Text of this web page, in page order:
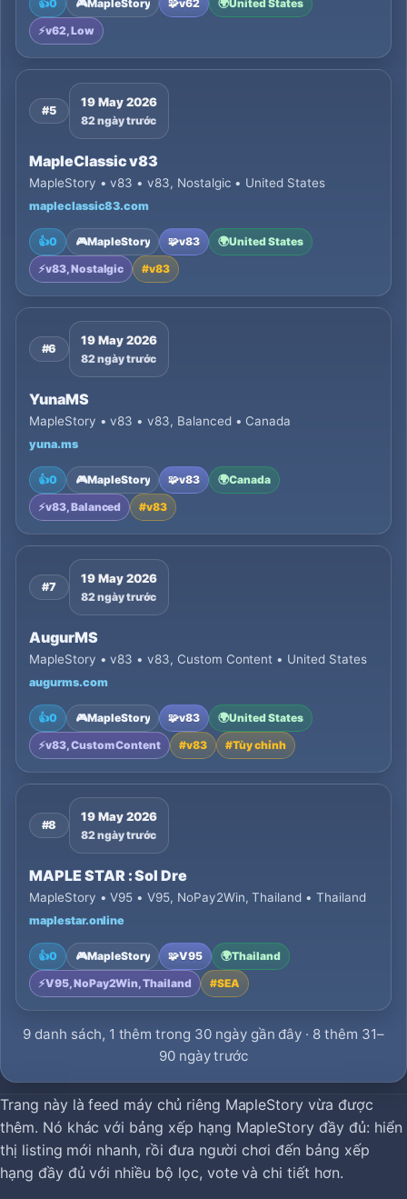
👍0 🎮MapleStory 🧩v62 🌍United States
⚡v62, Low
#5
19 May 2026
82 ngày trước
MapleClassic v83
MapleStory • v83 • v83, Nostalgic • United States
mapleclassic83.com
👍0 🎮MapleStory 🧩v83 🌍United States
⚡v83, Nostalgic #v83
#6
19 May 2026
82 ngày trước
YunaMS
MapleStory • v83 • v83, Balanced • Canada
yuna.ms
👍0 🎮MapleStory 🧩v83 🌍Canada
⚡v83, Balanced #v83
#7
19 May 2026
82 ngày trước
AugurMS
MapleStory • v83 • v83, Custom Content • United States
augurms.com
👍0 🎮MapleStory 🧩v83 🌍United States
⚡v83, Custom Content #v83 #Tùy chỉnh
#8
19 May 2026
82 ngày trước
MAPLE STAR : Sol Dre
MapleStory • V95 • V95, NoPay2Win, Thailand • Thailand
maplestar.online
👍0 🎮MapleStory 🧩V95 🌍Thailand
⚡V95, NoPay2Win, Thailand #SEA
9 danh sách, 1 thêm trong 30 ngày gần đây · 8 thêm 31–
90 ngày trước
Trang này là feed máy chủ riêng MapleStory vừa được
thêm. Nó khác với bảng xếp hạng MapleStory đầy đủ: hiển
thị listing mới nhanh, rồi đưa người chơi đến bảng xếp
hạng đầy đủ với nhiều bộ lọc, vote và chi tiết hơn.